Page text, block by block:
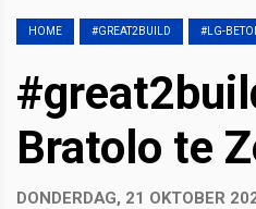
HOME #GREAT2BUILD #LG-
Bratolo te
DONDERDAG, 21 OKTOBER